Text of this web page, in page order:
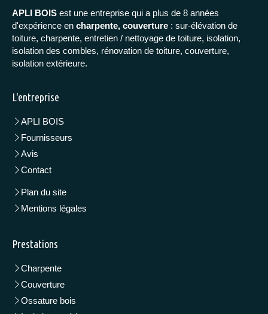
APLI BOIS est une entreprise qui a plus de 8 années
d'expérience en charpente, couverture : sur-élévation de
toiture, charpente, entretien / nettoyage de toiture, isolation,
isolation des combles, rénovation de toiture, couverture,
isolation extérieure.
L'entreprise
APLI BOIS
Fournisseurs
Avis
Contact
Plan du site
Mentions légales
Prestations
Charpente
Couverture
Ossature bois